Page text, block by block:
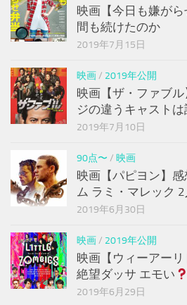
映画【今日も嫌が
間も続けたのか
2019年7月15日
映画/ 2019年公開
映画【ザ・ファブ
ジの違うキャストは
2019年7月10日
90点〜 / 映画
映画【パピヨン】
ム ラミ・マレック
2019年6月30日
映画/ 2019年公開
映画【ウィーアー
絶望ダッサ エモい
2019年6月29日